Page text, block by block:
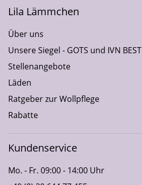
Lila Lämmchen
Über uns
Unsere Siegel - GOTS und IVN BEST
Stellenangebote
Läden
Ratgeber zur Wollpflege
Rabatte
Kundenservice
Mo. - Fr. 09:00 - 14:00 Uhr